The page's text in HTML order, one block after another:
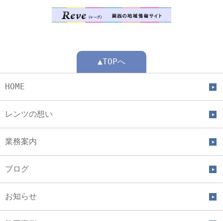
▲TOPへ
HOME
レンツの想い
業務案内
ブログ
お知らせ